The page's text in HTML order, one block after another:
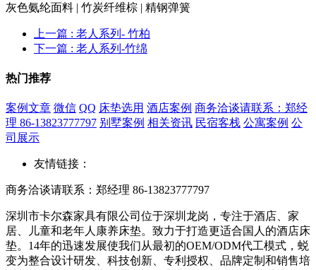
灰色氨纶面料 | 竹炭纤维棕 | 精钢弹簧
上一篇 : 老人系列- 竹柏
下一篇 : 老人系列-竹绵
热门推荐
案例文章 微信 QQ 床垫选用 酒店案例 商务洽谈请联系：郑经
理 86-13823777797 别墅案例 相关资讯 民宿客栈 公寓案例 公
司展示
友情链接：
商务洽谈请联系：郑经理 86-13823777797
深圳市卡尔森家具有限公司位于深圳龙岗，专注于酒店、家
居、儿童和老年人康养床垫。致力于打造更适合国人的酒店床
垫。14年的迅速发展使我们从最初的OEM/ODM代工模式，蜕
变为整合设计研发、科技创新、专利授权、品牌定制和销售培